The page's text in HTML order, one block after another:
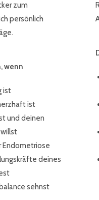
zum
persönlich
wenn
ist
ist
und deinen
Endometriose
deines
sehnst